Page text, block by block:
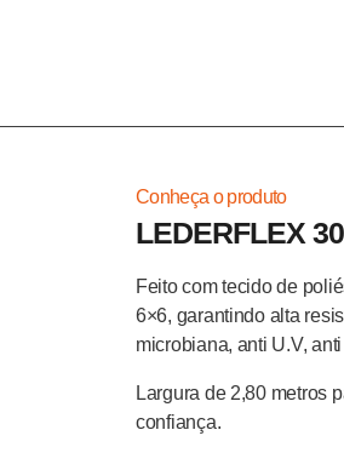
Conheça o produto
LEDERFLEX
Feito com tecido de
6×6, garantindo alta
microbiana, anti U.V,
Largura de 2,80 metros
confiança.